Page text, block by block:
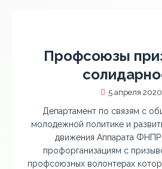
Профсоюзы
5 апреля 2020
Департамент по связям с
молодежной политике и
движения Аппарата ФНПР
профорганизациям с
профсоюзных волонтерах